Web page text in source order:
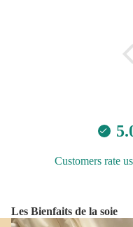
Customers rate
Les Bienfaits de la soie